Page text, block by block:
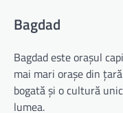
Bagdad
Bagdad este orașul
mai mari orașe din
bogată și o cultură
lumea.